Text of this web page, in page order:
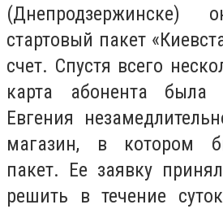
(Днепродзержинске)
стартовый пакет
счет. Спустя всего
карта абонента была
Евгения
магазин, в котором
пакет. Ее заявку
решить в течение